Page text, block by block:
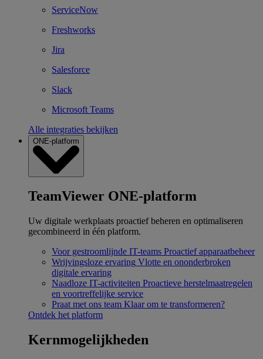
ServiceNow
Freshworks
Jira
Salesforce
Slack
Microsoft Teams
Alle integraties bekijken
ONE-platform
TeamViewer ONE-platform
Uw digitale werkplaats proactief beheren en optimaliseren
gecombineerd in één platform.
Voor gestroomlijnde IT-teams Proactief apparaatbeheer
Wrijvingsloze ervaring Vlotte en ononderbroken
digitale ervaring
Naadloze IT-activiteiten Proactieve herstelmaatregelen
en voortreffelijke service
Praat met ons team Klaar om te transformeren?
Ontdek het platform
Kernmogelijkheden